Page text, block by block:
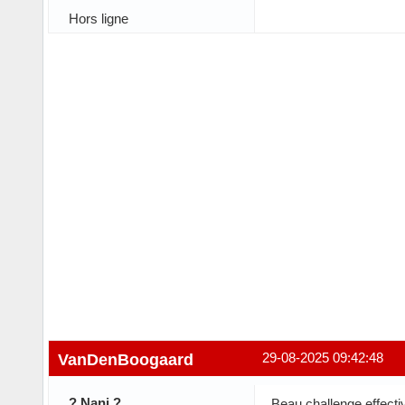
Hors ligne
29-08-2025 09:42:48
VanDenBoogaard